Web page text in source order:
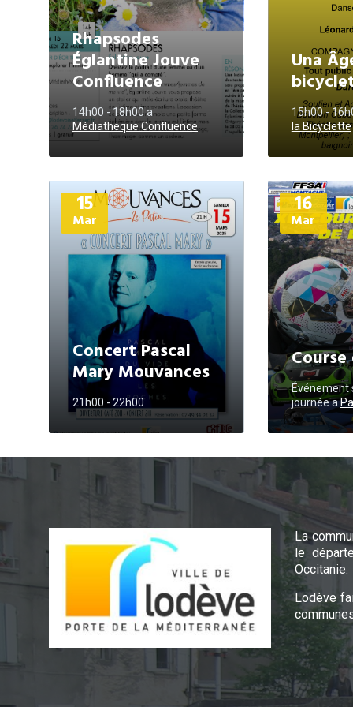
Rhapsodes
Églantine Jouve
Confluence
14h00 - 18h00a
Médiatheque Confluence
Una
15h00 -
la Bicyclette
15
Mar
Concert Pascal
Mary Mouvances
21h00 - 22h00
Plus
d'informations
16
Mar
Événement
journéea
Plus
d'informations
La
le
Occitanie.
Lodève